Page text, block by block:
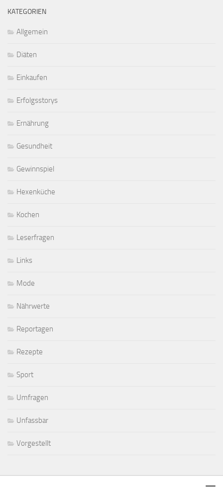
KATEGORIEN
Allgemein
Diäten
Einkaufen
Erfolgsstorys
Ernährung
Gesundheit
Gewinnspiel
Hexenküche
Kochen
Leserfragen
Links
Mode
Nährwerte
Reportagen
Rezepte
Sport
Umfragen
Unfassbar
Vorgestellt